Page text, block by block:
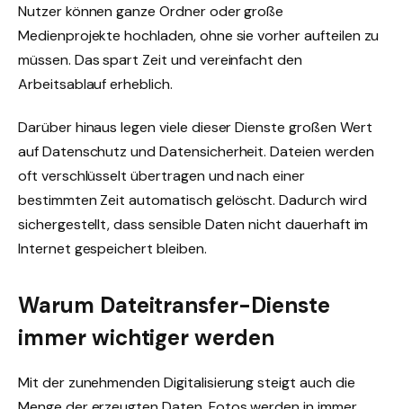
Nutzer können ganze Ordner oder große
Medienprojekte hochladen, ohne sie vorher aufteilen zu
müssen. Das spart Zeit und vereinfacht den
Arbeitsablauf erheblich.
Darüber hinaus legen viele dieser Dienste großen Wert
auf Datenschutz und Datensicherheit. Dateien werden
oft verschlüsselt übertragen und nach einer
bestimmten Zeit automatisch gelöscht. Dadurch wird
sichergestellt, dass sensible Daten nicht dauerhaft im
Internet gespeichert bleiben.
Warum Dateitransfer-Dienste
immer wichtiger werden
Mit der zunehmenden Digitalisierung steigt auch die